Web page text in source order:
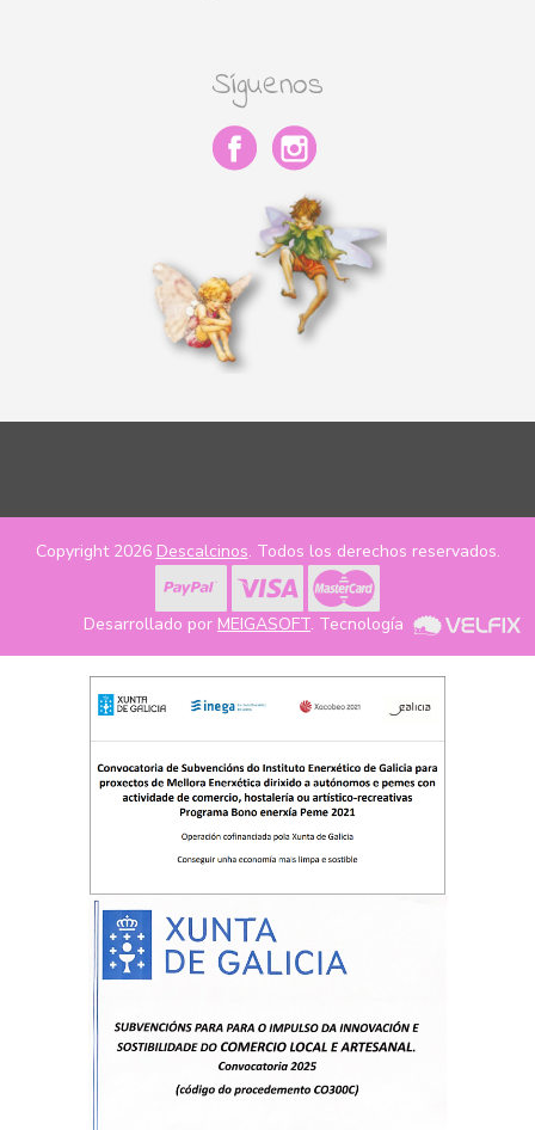
Síguenos
Copyright 2026 Descalcinos. Todos los derechos reservados.
Desarrollado por MEIGASOFT. Tecnología